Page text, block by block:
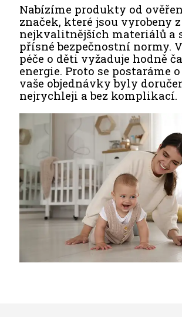
Nabízíme produkty od
značek, které jsou vyrobeny z
nejkvalitnějších materiálů a
přísné bezpečnostní normy.
péče o děti vyžaduje hodně
energie. Proto se postaráme
vaše objednávky byly
nejrychleji a bez komplikací.